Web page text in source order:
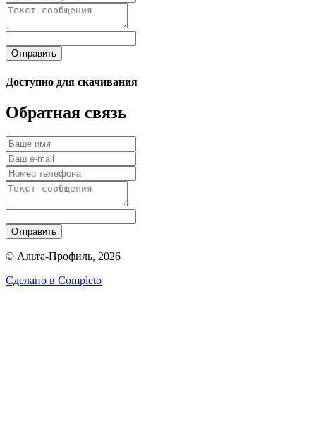
Отправить
Доступно для скачивания
Обратная связь
Отправить
© Альта-Профиль, 2026
Сделано в Completo